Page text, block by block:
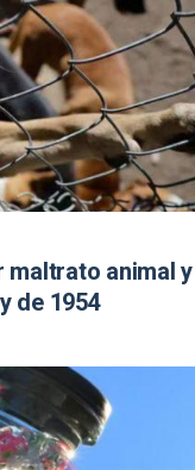
animal y
de 1954